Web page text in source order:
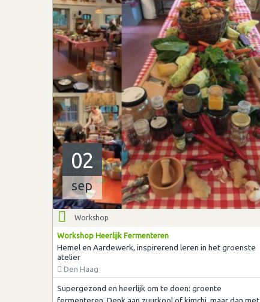
02
sep
Workshop
Workshop Heerlijk Fermenteren
Hemel en Aardewerk, inspirerend leren in het groenste
atelier
Den Haag
Supergezond en heerlijk om te doen: groente